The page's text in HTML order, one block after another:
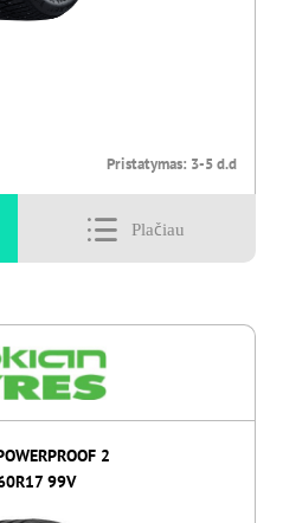
Pristatymas: 3-5 d.d
2
99V